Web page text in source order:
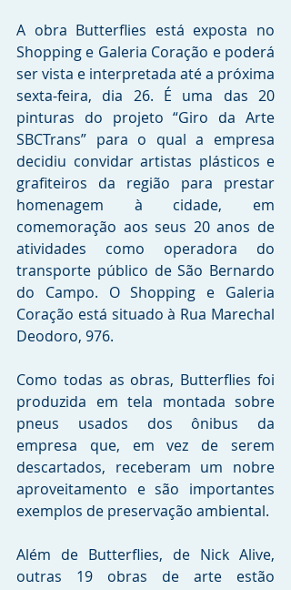
A obra Butterflies está exposta no
Shopping e Galeria Coração e poderá
ser vista e interpretada até a próxima
sexta-feira, dia 26. É uma das 20
pinturas do projeto “Giro da Arte
SBCTrans” para o qual a empresa
decidiu convidar artistas plásticos e
grafiteiros da região para prestar
homenagem à cidade, em
comemoração aos seus 20 anos de
atividades como operadora do
transporte público de São Bernardo
do Campo. O Shopping e Galeria
Coração está situado à Rua Marechal
Deodoro, 976.
Como todas as obras, Butterflies foi
produzida em tela montada sobre
pneus usados dos ônibus da
empresa que, em vez de serem
descartados, receberam um nobre
aproveitamento e são importantes
exemplos de preservação ambiental.
Além de Butterflies, de Nick Alive,
outras 19 obras de arte estão